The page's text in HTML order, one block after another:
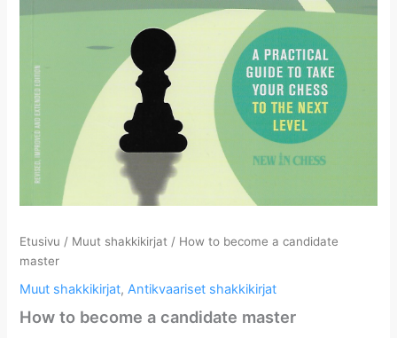
Etusivu / Muut shakkikirjat / How to become a candidate
master
Muut shakkikirjat,Antikvaariset shakkikirjat
How to become a candidate master